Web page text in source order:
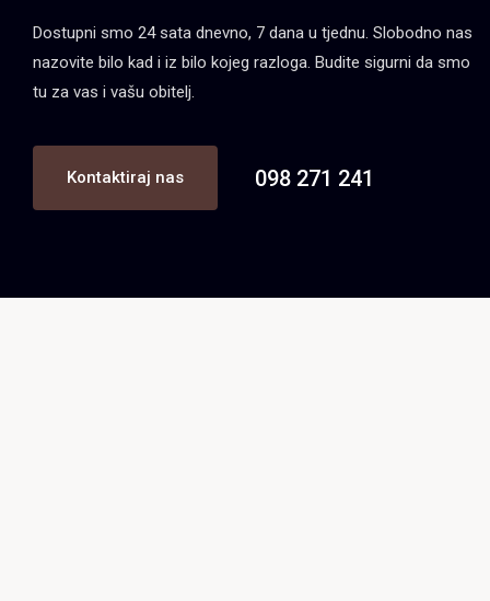
Dostupni smo 24 sata dnevno, 7 dana u tjednu. Slobodno nas
nazovite bilo kad i iz bilo kojeg razloga. Budite sigurni da smo
tu za vas i vašu obitelj.
Kontaktiraj nas 098 271 241